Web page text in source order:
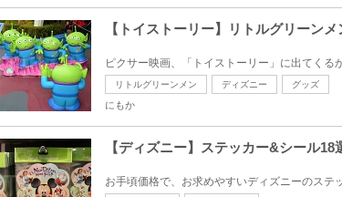
【トイストーリー】リトルグリーン
ピクサー映画、「トイストーリー」に出てく
リトルグリーンメン ディズニー グッズ
にもか
【ディズニー】ステッカー&シール
お手頃価格で、お求めやすいディズニーのス